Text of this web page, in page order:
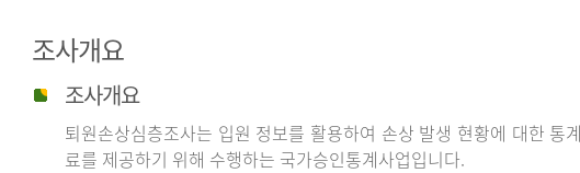
조사개요
조사개요
퇴원손상심층조사는 입원 정보를 활용하여 손상 발생 현황에 대한
료를 제공하기 위해 수행하는 국가승인통계사업입니다.